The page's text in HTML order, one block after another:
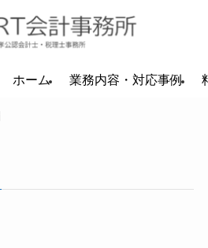
ホーム 業務内容・対応事例